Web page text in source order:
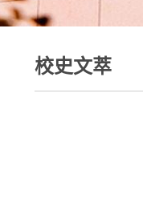
校史文萃